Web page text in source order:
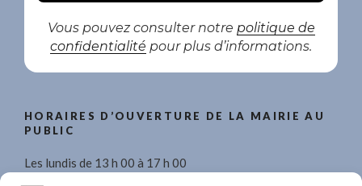
Vous pouvez consulter notre politique de
confidentialité pour plus d’informations.
HORAIRES D’OUVERTURE DE LA MAIRIE AU
PUBLIC
Les lundis de 13 h 00 à 17 h 00